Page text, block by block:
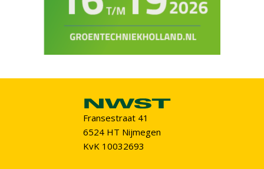
Fransestraat 41
6524 HT Nijmegen
KvK 10032693